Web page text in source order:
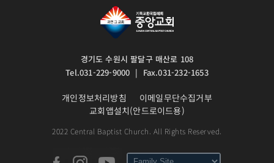
경기도 수원시 팔달구 매산로 108
Tel.031-229-9000 | Fax.031-232-1653
개인정보처리방침
이메일무단수집거부
교회앱설치(안드로이드용)
2022 Central Baptist Church. All Rights Reserved.